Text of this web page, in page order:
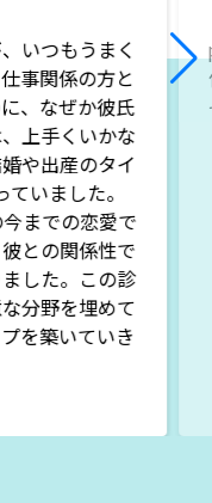
いつもうまく
事関係の方と
、なぜか彼氏
上手くいかな
や出産のタイ
いました。
までの恋愛で
との関係性で
した。この診
分野を埋めて
を築いていき